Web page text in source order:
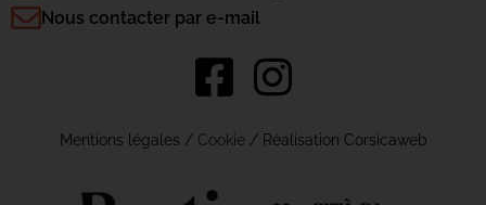
Nous contacter par e-mail
Mentions légales / Cookie/ Réalisation Corsicaweb